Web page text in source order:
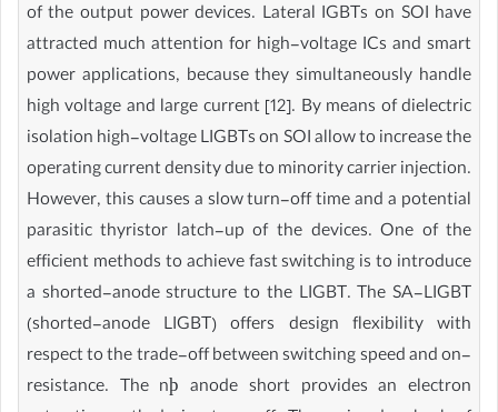
of the output power devices. Lateral IGBTs on SOI have
attracted much attention for high-voltage ICs and smart
power applications, because they simultaneously handle
high voltage and large current [12]. By means of dielectric
isolation high-voltage LIGBTs on SOI allow to increase the
operating current density due to minority carrier injection.
However, this causes a slow turn-off time and a potential
parasitic thyristor latch-up of the devices. One of the
efficient methods to achieve fast switching is to introduce
a shorted-anode structure to the LIGBT. The SA-LIGBT
(shorted-anode LIGBT) offers design flexibility with
respect to the trade-off between switching speed and on-
resistance. The nþ anode short provides an electron